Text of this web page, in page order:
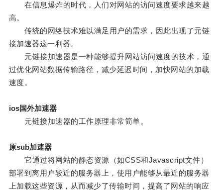
在信息爆炸的时代，人们对网站的访问速度要求越来越
高。
传统的网络技术难以满足用户的需求，因此出现了元链
接加速器这一利器。
元链接加速器是一种能够提升网站访问速度的技术，通
过优化网站数据传输路径，减少延迟时间，加快网站的加载
速度。
ios国外加速器
元链接加速器的工作原理非常简单。
原sub加速器
它通过将网站的静态资源（如CSS和Javascript文件）
部署到离用户较近的服务器上，使用户能够从最近的服务器
上加载这些资源，从而减少了传输时间，提高了网站的响应